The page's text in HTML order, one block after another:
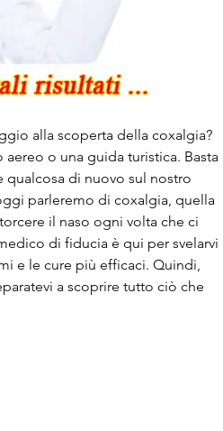
alla scoperta della coxalgia?
o una guida turistica. Basta
di nuovo sul nostro
parleremo di coxalgia, quella
il naso ogni volta che ci
di fiducia è qui per svelarvi
e le cure più efficaci. Quindi,
a scoprire tutto ciò che